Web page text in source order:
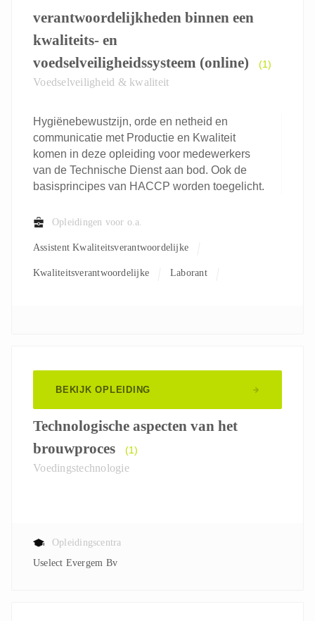
verantwoordelijkheden binnen een
kwaliteits- en
voedselveiligheidssysteem (online)
(1)
Voedselveiligheid & kwaliteit
Hygiënebewustzijn, orde en netheid en
communicatie met Productie en Kwaliteit
komen in deze opleiding voor medewerkers
van de Technische Dienst aan bod. Ook de
basisprincipes van HACCP worden toegelicht.
Opleidingen voor o.a.
Assistent Kwaliteitsverantwoordelijke
Kwaliteitsverantwoordelijke Laborant
BEKIJK OPLEIDING
Technologische aspecten van het
brouwproces
(1)
Voedingstechnologie
Opleidingscentra
Uselect Evergem Bv